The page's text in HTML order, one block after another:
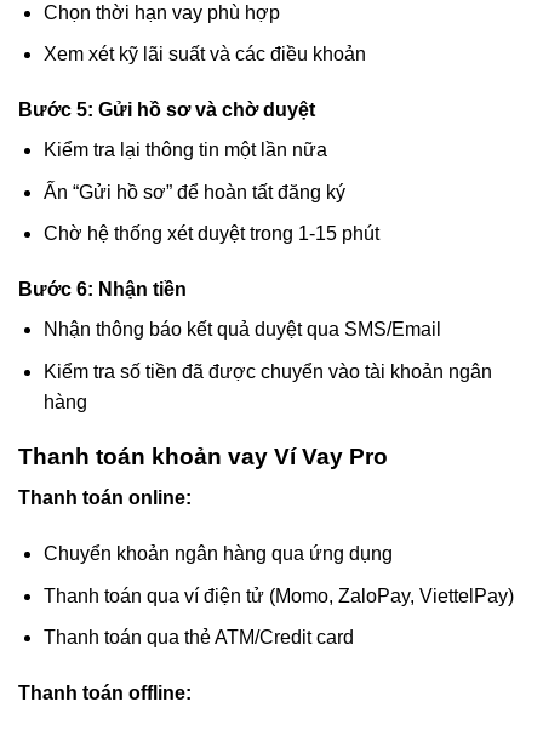
Chọn thời hạn vay phù hợp
Xem xét kỹ lãi suất và các điều khoản
Bước 5: Gửi hồ sơ và chờ duyệt
Kiểm tra lại thông tin một lần nữa
Ấn “Gửi hồ sơ” để hoàn tất đăng ký
Chờ hệ thống xét duyệt trong 1-15 phút
Bước 6: Nhận tiền
Nhận thông báo kết quả duyệt qua SMS/Email
Kiểm tra số tiền đã được chuyển vào tài khoản ngân
hàng
Thanh toán khoản vay Ví Vay Pro
Thanh toán online:
Chuyển khoản ngân hàng qua ứng dụng
Thanh toán qua ví điện tử (Momo, ZaloPay, ViettelPay)
Thanh toán qua thẻ ATM/Credit card
Thanh toán offline: